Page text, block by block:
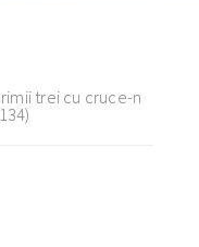
trei cu cruce-n